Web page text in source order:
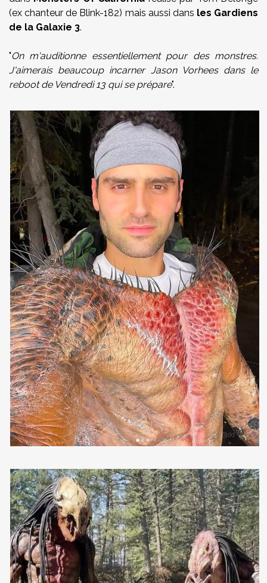
(ex chanteur de Blink-182) mais aussi dans les Gardiens
de la Galaxie 3.
"On m'auditionne essentiellement pour des monstres.
J'aimerais beaucoup incarner Jason Vorhees dans le
reboot de Vendredi 13 qui se prépare".